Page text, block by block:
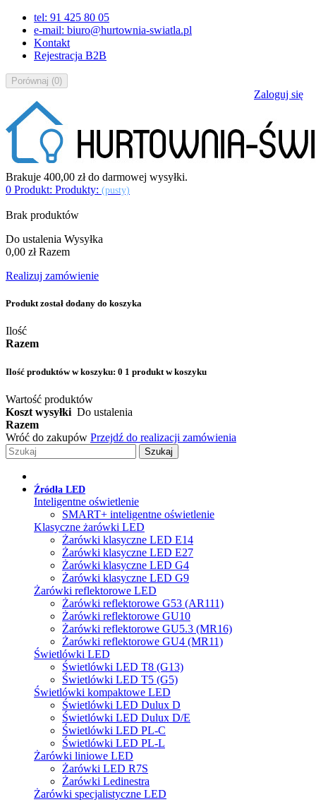
tel: 91 425 80 05
e-mail: biuro@hurtownia-swiatla.pl
Kontakt
Rejestracja B2B
Porównaj (0)
Zaloguj się
Brakuje 400,00 złdo darmowej wysyłki.
0 Produkt: Produkty: (pusty)
Brak produktów
Do ustalenia Wysyłka
0,00 zł Razem
Realizuj zamówienie
Produkt został dodany do koszyka
Ilość
Razem
Ilość produktów w koszyku: 0 1 produkt w koszyku
Wartość produktów
Koszt wysyłki Do ustalenia
Razem
Wróć do zakupów Przejdź do realizacji zamówienia
Szukaj
Źródła LED
Inteligentne oświetlenie
SMART+ inteligentne oświetlenie
Klasyczne żarówki LED
Żarówki klasyczne LED E14
Żarówki klasyczne LED E27
Żarówki klasyczne LED G4
Żarówki klasyczne LED G9
Żarówki reflektorowe LED
Żarówki reflektorowe G53 (AR111)
Żarówki reflektorowe GU10
Żarówki reflektorowe GU5.3 (MR16)
Żarówki reflektorowe GU4 (MR11)
Świetlówki LED
Świetlówki LED T8 (G13)
Świetlówki LED T5 (G5)
Świetlówki kompaktowe LED
Świetlówki LED Dulux D
Świetlówki LED Dulux D/E
Świetlówki LED PL-C
Świetlówki LED PL-L
Żarówki liniowe LED
Żarówki LED R7S
Żarówki Ledinestra
Żarówki specjalistyczne LED